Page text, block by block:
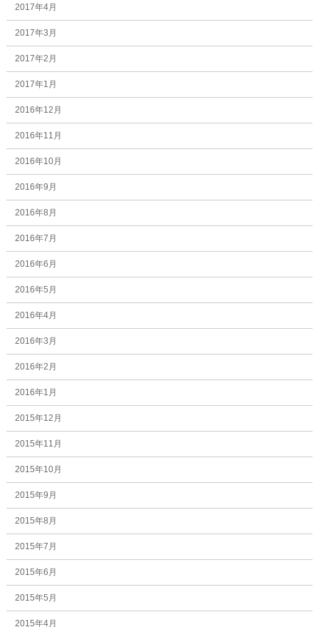
2017年4月
2017年3月
2017年2月
2017年1月
2016年12月
2016年11月
2016年10月
2016年9月
2016年8月
2016年7月
2016年6月
2016年5月
2016年4月
2016年3月
2016年2月
2016年1月
2015年12月
2015年11月
2015年10月
2015年9月
2015年8月
2015年7月
2015年6月
2015年5月
2015年4月